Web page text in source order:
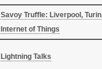
‎Savoy Truffle: Liverpool,
Internet of Things‎
‎Lightning Talks‎